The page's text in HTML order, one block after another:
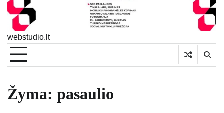
webstudio.lt
Žyma: pasaulio